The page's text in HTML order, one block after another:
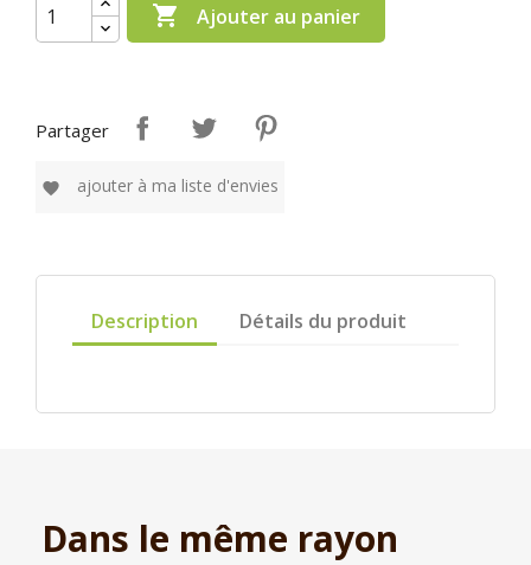
 Ajouter au panier
Partager
favorite ajouter à ma liste d'envies
Description Détails du produit
Dans le même rayon